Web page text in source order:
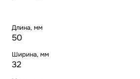
Длина, мм
50
Ширина, мм
32